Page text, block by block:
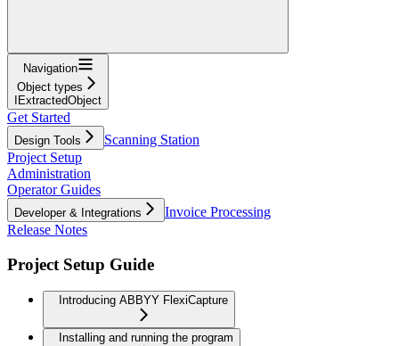
Navigation
Object types
IExtractedObject
Get Started
Design Tools
Scanning Station
Project Setup
Administration
Operator Guides
Developer & Integrations
Invoice Processing
Release Notes
Project Setup Guide
Introducing ABBYY FlexiCapture
Installing and running the program